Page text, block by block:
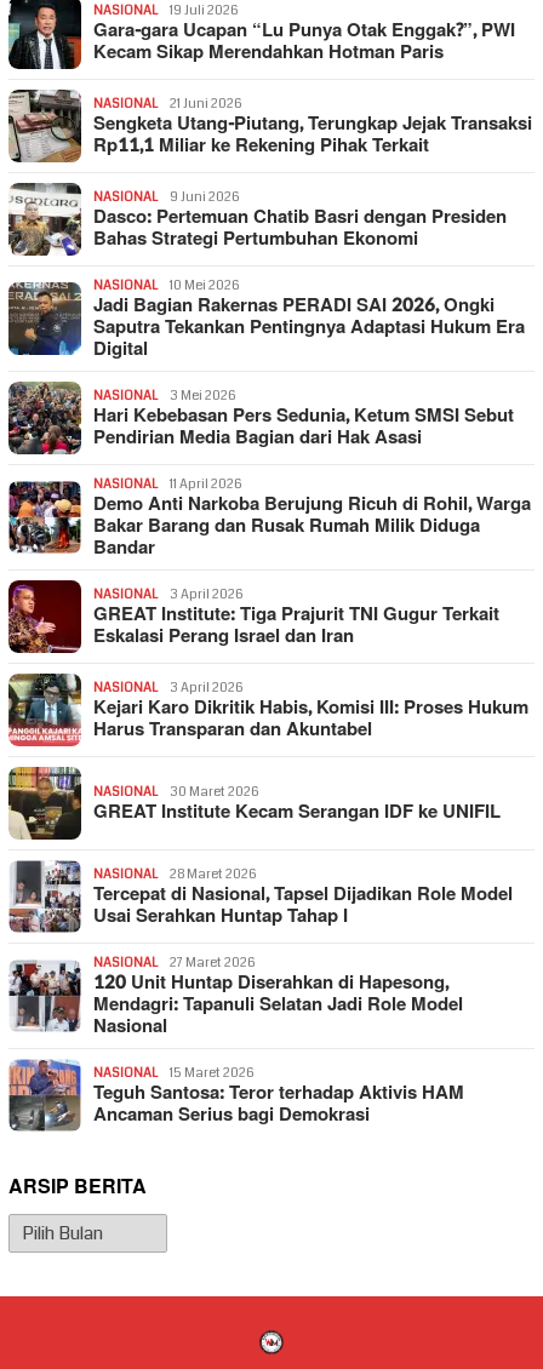
NASIONAL 19 Juli 2026
Gara-gara Ucapan “Lu Punya Otak Enggak?”, PWI
Kecam Sikap Merendahkan Hotman Paris
NASIONAL 21 Juni 2026
Sengketa Utang-Piutang, Terungkap Jejak Transaksi
Rp11,1 Miliar ke Rekening Pihak Terkait
NASIONAL 9 Juni 2026
Dasco: Pertemuan Chatib Basri dengan Presiden
Bahas Strategi Pertumbuhan Ekonomi
NASIONAL 10 Mei 2026
Jadi Bagian Rakernas PERADI SAI 2026, Ongki
Saputra Tekankan Pentingnya Adaptasi Hukum Era
Digital
NASIONAL 3 Mei 2026
Hari Kebebasan Pers Sedunia, Ketum SMSI Sebut
Pendirian Media Bagian dari Hak Asasi
NASIONAL 11 April 2026
Demo Anti Narkoba Berujung Ricuh di Rohil, Warga
Bakar Barang dan Rusak Rumah Milik Diduga
Bandar
NASIONAL 3 April 2026
GREAT Institute: Tiga Prajurit TNI Gugur Terkait
Eskalasi Perang Israel dan Iran
NASIONAL 3 April 2026
Kejari Karo Dikritik Habis, Komisi III: Proses Hukum
Harus Transparan dan Akuntabel
NASIONAL 30 Maret 2026
GREAT Institute Kecam Serangan IDF ke UNIFIL
NASIONAL 28 Maret 2026
Tercepat di Nasional, Tapsel Dijadikan Role Model
Usai Serahkan Huntap Tahap I
NASIONAL 27 Maret 2026
120 Unit Huntap Diserahkan di Hapesong,
Mendagri: Tapanuli Selatan Jadi Role Model
Nasional
NASIONAL 15 Maret 2026
Teguh Santosa: Teror terhadap Aktivis HAM
Ancaman Serius bagi Demokrasi
ARSIP BERITA
Arsip
Berita